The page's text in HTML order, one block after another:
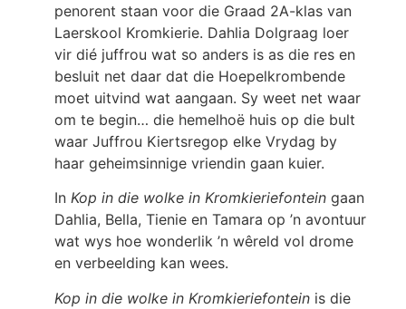
penorent staan voor die Graad 2A-klas van
Laerskool Kromkierie. Dahlia Dolgraag loer
vir dié juffrou wat so anders is as die res en
besluit net daar dat die Hoepelkrombende
moet uitvind wat aangaan. Sy weet net waar
om te begin… die hemelhoë huis op die bult
waar Juffrou Kiertsregop elke Vrydag by
haar geheimsinnige vriendin gaan kuier.
In Kop in die wolke in Kromkieriefontein gaan
Dahlia, Bella, Tienie en Tamara op ’n avontuur
wat wys hoe wonderlik ’n wêreld vol drome
en verbeelding kan wees.
Kop in die wolke in Kromkieriefontein is die